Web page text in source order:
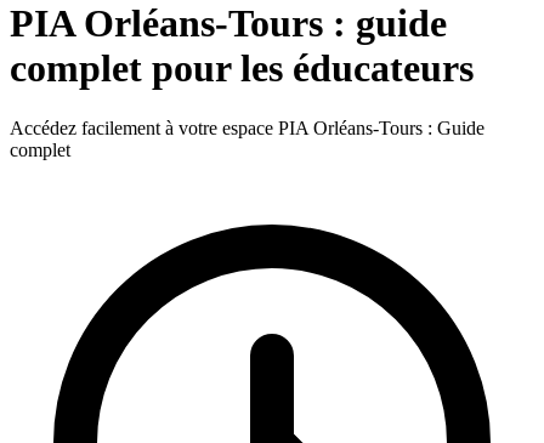
PIA Orléans-Tours : guide
complet pour les éducateurs
Accédez facilement à votre espace PIA Orléans-Tours : Guide
complet